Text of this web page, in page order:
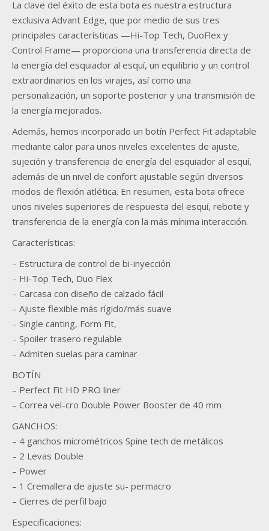
La clave del éxito de esta bota es nuestra estructura
exclusiva Advant Edge, que por medio de sus tres
principales características —Hi-Top Tech, DuoFlex y
Control Frame— proporciona una transferencia directa de
la energía del esquiador al esquí, un equilibrio y un control
extraordinarios en los virajes, así como una
personalización, un soporte posterior y una transmisión de
la energía mejorados.
Además, hemos incorporado un botín Perfect Fit adaptable
mediante calor para unos niveles excelentes de ajuste,
sujeción y transferencia de energía del esquiador al esquí,
además de un nivel de confort ajustable según diversos
modos de flexión atlética. En resumen, esta bota ofrece
unos niveles superiores de respuesta del esquí, rebote y
transferencia de la energía con la más mínima interacción.
Características:
– Estructura de control de bi-inyección
– Hi-Top Tech, Duo Flex
– Carcasa con diseño de calzado fácil
– Ajuste flexible más rígido/más suave
– Single canting, Form Fit,
– Spoiler trasero regulable
– Admiten suelas para caminar
BOTÍN
– Perfect Fit HD PRO liner
– Correa vel-cro Double Power Booster de 40 mm
GANCHOS:
– 4 ganchos micrométricos Spine tech de metálicos
– 2 Levas Double
– Power
– 1 Cremallera de ajuste su- permacro
– Cierres de perfil bajo
Especificaciones: